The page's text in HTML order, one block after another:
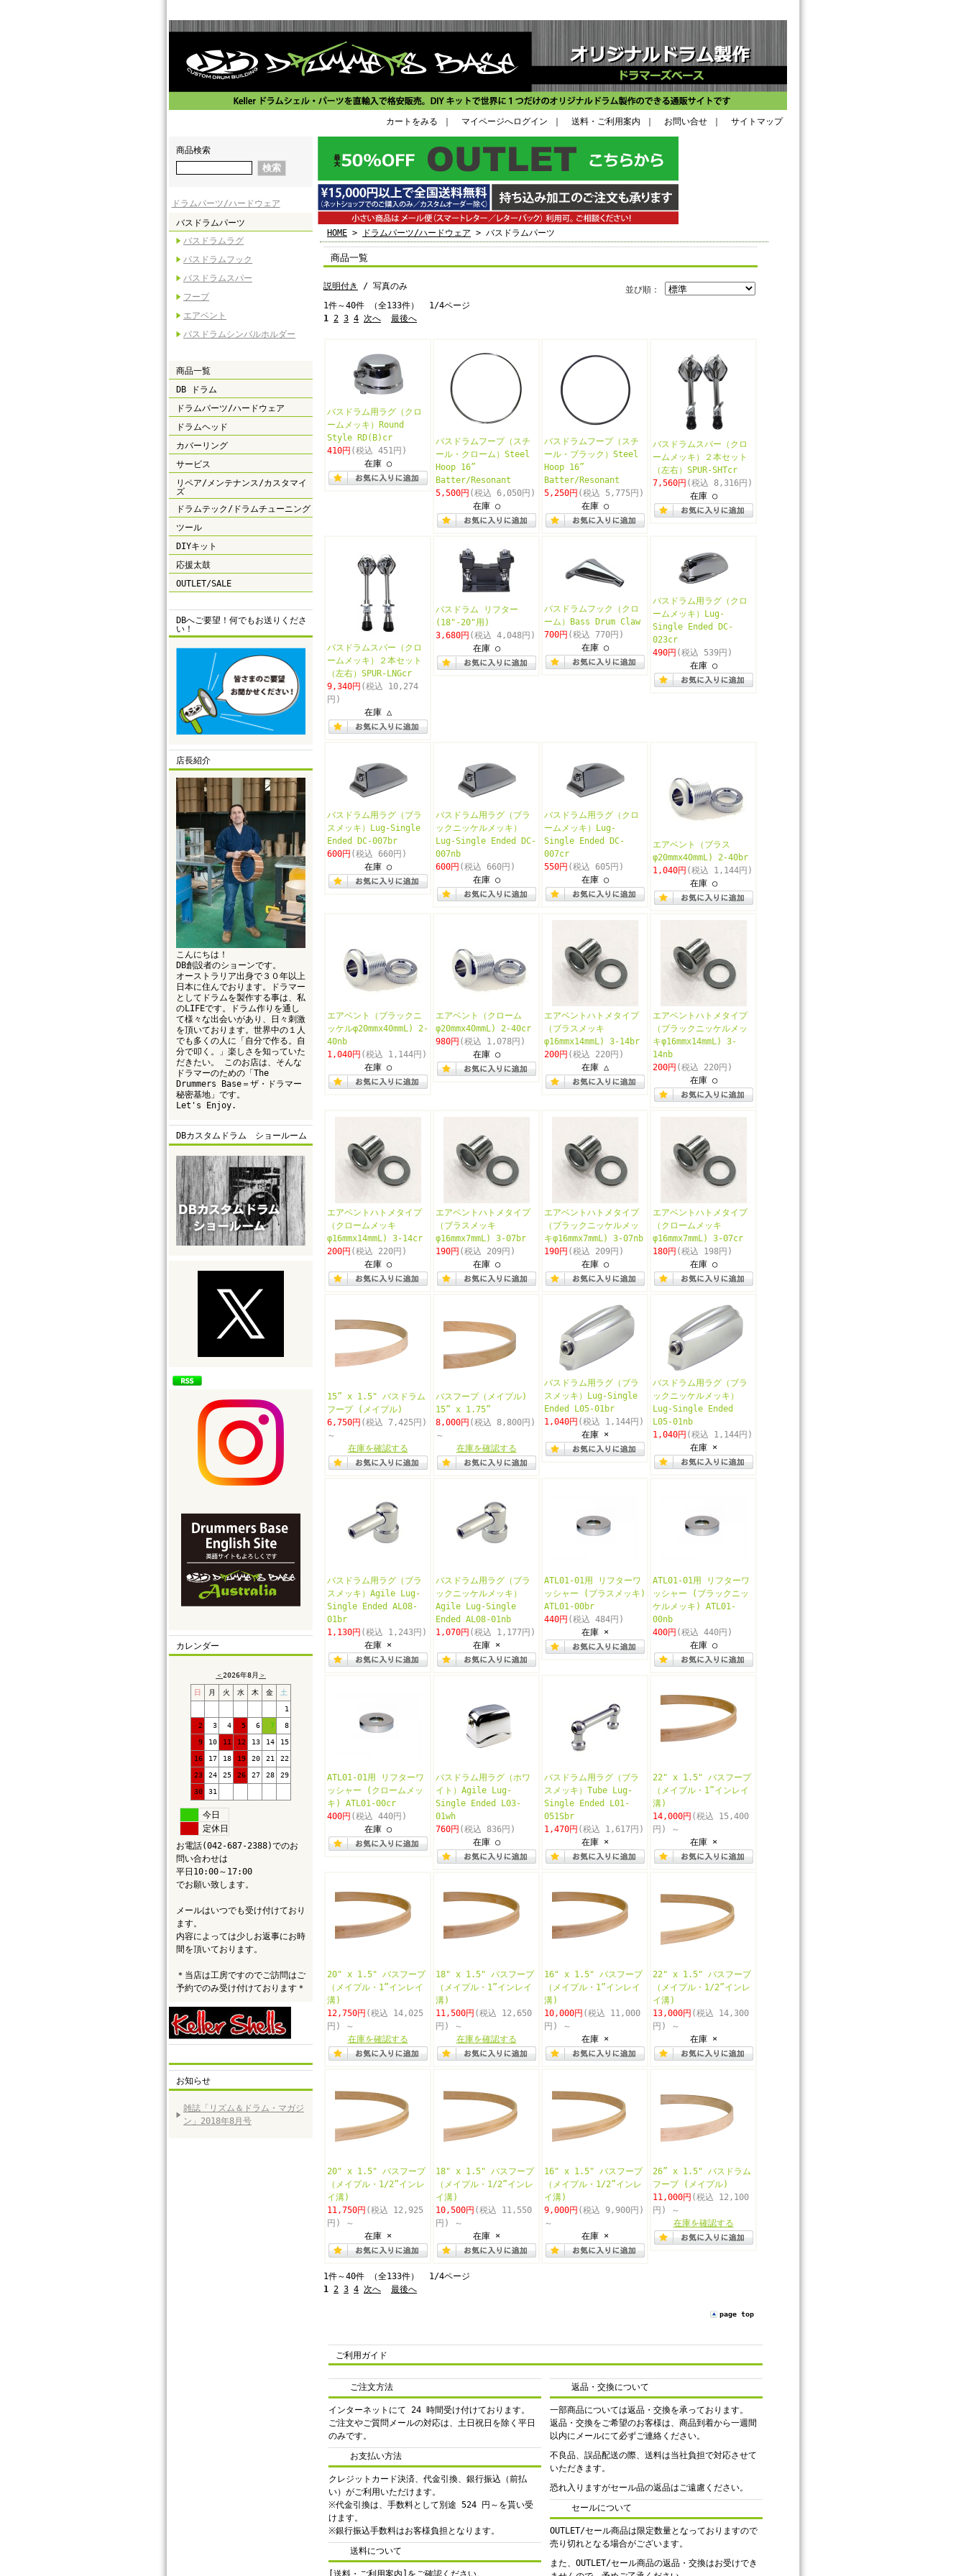
カートをみる マイページへログイン 送料・ご利用案内 お問い合せ サイトマップ
商品検索
ドラムパーツ/ハードウェア
バスドラムパーツ
バスドラムラグ
バスドラムフック
バスドラムスパー
フープ
エアベント
バスドラムシンバルホルダー
商品一覧
DB ドラム
ドラムパーツ/ハードウェア
ドラムヘッド
カバーリング
サービス
リペア/メンテナンス/カスタマイ
ズ
ドラムテック/ドラムチューニング
ツール
DIYキット
応援太鼓
OUTLET/SALE
DBへご要望！何でもお送りくださ
い！
店長紹介
こんにちは！
DB創設者のショーンです。
オーストラリア出身で３０年以上
日本に住んでおります。ドラマー
としてドラムを製作する事は、私
のLIFEです。ドラム作りを通し
て様々な出会いがあり、日々刺激
を頂いております。世界中の１人
でも多くの人に「自分で作る。自
分で叩く。」楽しさを知っていた
だきたい。 このお店は、そんな
ドラマーのための「The
Drummers Base＝ザ・ドラマー
秘密基地」です。
Let's Enjoy.
DBカスタムドラム ショールーム
カレンダー
＜2026年8月 ＞
日 月 火 水 木 金 土
1
2 3 4 5 6 7 8
9 10 11 12 13 14 15
16 17 18 19 20 21 22
23 24 25 26 27 28 29
30 31
今日
定休日
お電話(042-687-2388)でのお
問い合わせは
平日10:00～17:00
でお願い致します。
メールはいつでも受け付けており
ます。
内容によっては少しお返事にお時
間を頂いております。
＊当店は工房ですのでご訪問はご
予約でのみ受け付けております＊
お知らせ
雑誌「リズム＆ドラム・マガジ
ン」2018年8月号
HOME > ドラムパーツ/ハードウェア > バスドラムパーツ
商品一覧
並び順：
説明付き
/ 写真のみ
1件～40件 （全133件） 1/4ページ
1 2 3 4 次へ 最後へ
バスドラム用ラグ（クロ
ームメッキ）Round
Style RD(B)cr
410円 (税込 451円)
在庫 ○
バスドラムフープ（スチ
ール・クローム）Steel
Hoop 16”
Batter/Resonant
5,500円 (税込 6,050円)
在庫 ○
バスドラムフープ（スチ
ール・ブラック）Steel
Hoop 16”
Batter/Resonant
5,250円 (税込 5,775円)
在庫 ○
バスドラムスパー（クロ
ームメッキ）２本セット
（左右）SPUR-SHTcr
7,560円 (税込 8,316円)
在庫 ○
バスドラムスパー（クロ
ームメッキ）２本セット
（左右）SPUR-LNGcr
9,340円 (税込 10,274
円)
在庫 △
バスドラム リフター
(18"-20"用)
3,680円 (税込 4,048円)
在庫 ○
バスドラムフック（クロ
ーム）Bass Drum Claw
700円 (税込 770円)
在庫 ○
バスドラム用ラグ（クロ
ームメッキ）Lug-
Single Ended DC-
023cr
490円 (税込 539円)
在庫 ○
バスドラム用ラグ（ブラ
スメッキ）Lug-Single
Ended DC-007br
600円 (税込 660円)
在庫 ○
バスドラム用ラグ（ブラ
ックニッケルメッキ）
Lug-Single Ended DC-
007nb
600円 (税込 660円)
在庫 ○
バスドラム用ラグ（クロ
ームメッキ）Lug-
Single Ended DC-
007cr
550円 (税込 605円)
在庫 ○
エアベント（ブラス
φ20mmx40mmL) 2-40br
1,040円 (税込 1,144円)
在庫 ○
エアベント（ブラックニ
ッケルφ20mmx40mmL) 2-
40nb
1,040円 (税込 1,144円)
在庫 ○
エアベント（クローム
φ20mmx40mmL) 2-40cr
980円 (税込 1,078円)
在庫 ○
エアベントハトメタイプ
（ブラスメッキ
φ16mmx14mmL) 3-14br
200円 (税込 220円)
在庫 △
エアベントハトメタイプ
（ブラックニッケルメッ
キφ16mmx14mmL) 3-
14nb
200円 (税込 220円)
在庫 ○
エアベントハトメタイプ
（クロームメッキ
φ16mmx14mmL) 3-14cr
200円 (税込 220円)
在庫 ○
エアベントハトメタイプ
（ブラスメッキ
φ16mmx7mmL) 3-07br
190円 (税込 209円)
在庫 ○
エアベントハトメタイプ
（ブラックニッケルメッ
キφ16mmx7mmL) 3-07nb
190円 (税込 209円)
在庫 ○
エアベントハトメタイプ
（クロームメッキ
φ16mmx7mmL) 3-07cr
180円 (税込 198円)
在庫 ○
15” x 1.5" バスドラム
フープ (メイプル)
6,750円 (税込 7,425円)
～
在庫を確認する
バスフープ（メイプル)
15” x 1.75”
8,000円 (税込 8,800円)
～
在庫を確認する
バスドラム用ラグ（ブラ
スメッキ）Lug-Single
Ended L05-01br
1,040円 (税込 1,144円)
在庫 ×
バスドラム用ラグ（ブラ
ックニッケルメッキ）
Lug-Single Ended
L05-01nb
1,040円 (税込 1,144円)
在庫 ×
バスドラム用ラグ（ブラ
スメッキ）Agile Lug-
Single Ended AL08-
01br
1,130円 (税込 1,243円)
在庫 ×
バスドラム用ラグ（ブラ
ックニッケルメッキ）
Agile Lug-Single
Ended AL08-01nb
1,070円 (税込 1,177円)
在庫 ×
ATL01-01用 リフターワ
ッシャー (ブラスメッキ)
ATL01-00br
440円 (税込 484円)
在庫 ×
ATL01-01用 リフターワ
ッシャー (ブラックニッ
ケルメッキ) ATL01-
00nb
400円 (税込 440円)
在庫 ○
ATL01-01用 リフターワ
ッシャー (クロームメッ
キ) ATL01-00cr
400円 (税込 440円)
在庫 ○
バスドラム用ラグ（ホワ
イト）Agile Lug-
Single Ended L03-
01wh
760円 (税込 836円)
在庫 ○
バスドラム用ラグ（ブラ
スメッキ）Tube Lug-
Single Ended L01-
051Sbr
1,470円 (税込 1,617円)
在庫 ×
22" x 1.5" バスフープ
（メイプル・1”インレイ
溝)
14,000円 (税込 15,400
円)
～
在庫 ×
20" x 1.5" バスフープ
（メイプル・1”インレイ
溝)
12,750円 (税込 14,025
円)
～
在庫を確認する
18" x 1.5" バスフープ
（メイプル・1”インレイ
溝)
11,500円 (税込 12,650
円)
～
在庫を確認する
16" x 1.5" バスフープ
（メイプル・1”インレイ
溝)
10,000円 (税込 11,000
円)
～
在庫 ×
22" x 1.5" バスフープ
（メイプル・1/2”インレ
イ溝)
13,000円 (税込 14,300
円)
～
在庫 ×
20" x 1.5" バスフープ
（メイプル・1/2”インレ
イ溝)
11,750円 (税込 12,925
円)
～
在庫 ×
18" x 1.5" バスフープ
（メイプル・1/2”インレ
イ溝)
10,500円 (税込 11,550
円)
～
在庫 ×
16" x 1.5" バスフープ
（メイプル・1/2”インレ
イ溝)
9,000円 (税込 9,900円)
～
在庫 ×
26” x 1.5" バスドラム
フープ (メイプル)
11,000円 (税込 12,100
円)
～
在庫を確認する
1件～40件 （全133件） 1/4ページ
1 2 3 4 次へ 最後へ
page top
ご利用ガイド
ご注文方法
インターネットにて 24 時間受け付けております。
ご注文やご質問メールの対応は、土日祝日を除く平日
のみです。
お支払い方法
クレジットカード決済、代金引換、銀行振込（前払
い）がご利用いただけます。
※代金引換は、手数料として別途 524 円～を貰い受
けます。
※銀行振込手数料はお客様負担となります。
送料について
[送料・ご利用案内]をご確認ください。
返品・交換について
一部商品については返品・交換を承っております。
返品・交換をご希望のお客様は、商品到着から一週間
以内にメールにて必ずご連絡ください。
不良品、誤品配送の際、送料は当社負担で対応させて
いただきます。
恐れ入りますがセール品の返品はご遠慮ください。
セールについて
OUTLET/セール商品は限定数量となっておりますので
売り切れとなる場合がございます。
また、OUTLET/セール商品の返品・交換はお受けでき